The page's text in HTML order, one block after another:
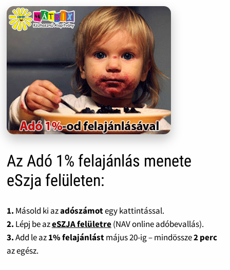
Az Adó 1% felajánlás menete
eSzja felületen:
1. Másold ki azadószámotegy kattintással.
2. Lépj be azeSZJA felületre(NAV online adóbevallás).
3.Add le az1% felajánlástmájus 20-ig – mindössze2 perc
az egész.